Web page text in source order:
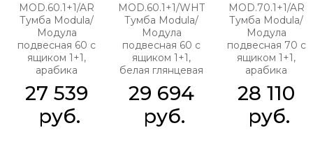
MOD.60.1+1/AR
Тумба Modula/
Модула
подвесная 60 с
ящиком 1+1,
арабика
27 539
руб.
MOD.60.1+1/WHT
Тумба Modula/
Модула
подвесная 60 с
ящиком 1+1,
белая глянцевая
29 694
руб.
MOD.70.1+1/AR
Тумба Modula/
Модула
подвесная 70 с
ящиком 1+1,
арабика
28 110
руб.